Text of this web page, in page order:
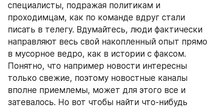
специалисты, подражая политикам и
проходимцам, как по команде вдруг стали
писать в телегу. Вдумайтесь, люди фактически
направляют весь свой накопленный опыт прямо
в мусорное ведро, как в истории с факсом.
Понятно, что например новости интересны
только свежие, поэтому новостные каналы
вполне приемлемы, может для этого все и
затевалось. Но вот чтобы найти что-нибудь